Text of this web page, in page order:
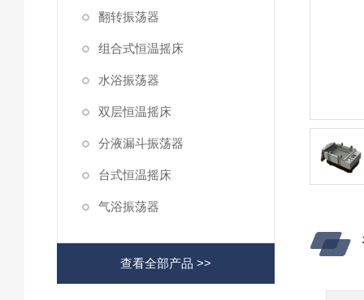
翻转振荡器
组合式恒温摇床
水浴振荡器
双层恒温摇床
分液漏斗振荡器
台式恒温摇床
气浴振荡器
查看全部产品 >>